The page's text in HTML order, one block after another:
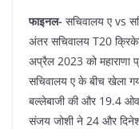
b
o
o
k
A
p
p
फाइनल- सचिवालय ए vs
अंतर सचिवालय T20
अप्रैल 2023 को महाराणा
सचिवालय ए के बीच खेला
बल्लेबाजी की और 19.4
संजय जोशी ने 24 और